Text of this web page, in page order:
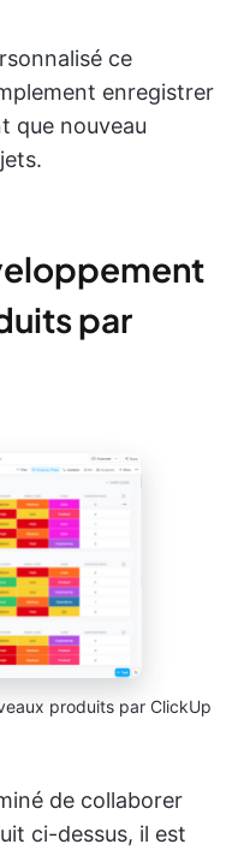
ce
enregistrer
que nouveau
par
produits par ClickUp
de collaborer
ci-dessus, il est